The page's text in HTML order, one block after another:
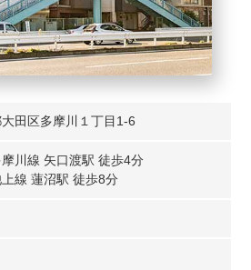
田区多摩川１丁目1-6
川線 矢口渡駅 徒歩4分
線 蓮沼駅 徒歩8分